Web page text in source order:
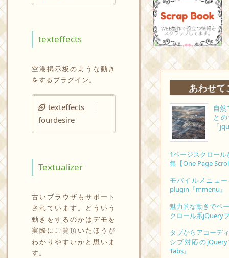
texteffects
空港掲示板のような動き
をするプラグイン。
texteffects ｜
fourdesire
Textualizer
古いブラウザもサポート
されています。どういう
動きをするのかはデモを
実際にご覧頂いたほうが
わかりやすいかと思いま
す。
あわせて
自
と
「
1ページスクロー
集【One Page
モバイルメニュ
plugin『mmenu』
魅力的な動きでペ
クロール系jQuery
タブからアコーデ
シブ対応の
Tabs』